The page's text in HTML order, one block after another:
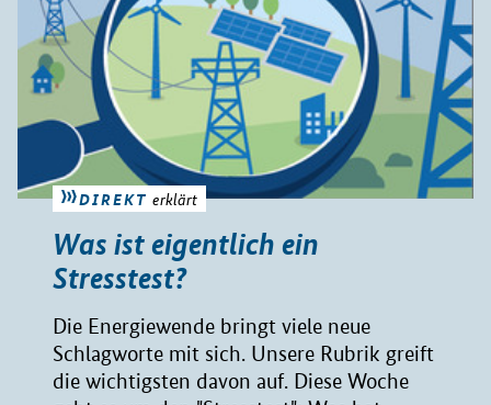
DIREKT erklärt
Was ist eigentlich ein
Stresstest?
Die Energiewende bringt viele neue
Schlagworte mit sich. Unsere Rubrik greift
die wichtigsten davon auf. Diese Woche